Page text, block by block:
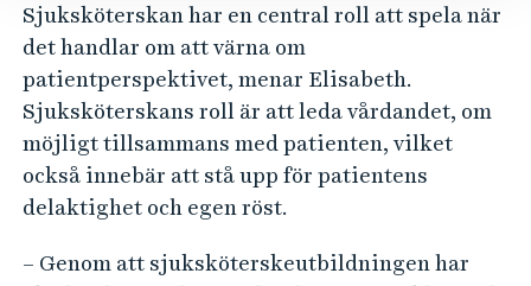
Sjuksköterskan har en central roll att spela när
det handlar om att värna om
patientperspektivet, menar Elisabeth.
Sjuksköterskans roll är att leda vårdandet, om
möjligt tillsammans med patienten, vilket
också innebär att stå upp för patientens
delaktighet och egen röst.
– Genom att sjuksköterskeutbildningen har